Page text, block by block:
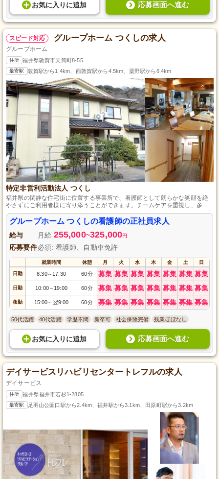
お気に入り に追加 応募画面へ進む
スピード対応 グループホーム つくしの求人
グループホーム
住所 福井県敦賀市天筒町8-55
最寄駅 敦賀駅から1.4km、西敦賀駅から4.5km、粟野駅から6.4km
特定非営利活動法人 つくし
福井県の閑静な住宅街に位置する事業所で、看護師として朗らかな笑顔を絶
やさずにご利用者様に寄り添うことができます。チームケアを重視し、多様
なスタッフが互いに協力しあうため、部署を超えた質問や相談が気軽にでき
る環境です。看護師としての資格と自動車免許をお持ちの方を募集中で、実
務経験がない方も一人前になるまで丁寧に指導しますので、安心してスキル
アップが目指せます。
グループホーム つくしの看護師の正社員求人
給与 月給 255,000~325,000円
応募要件必須: 看護師、自動車免許
就業時間 休憩 月 火 水 木 金 土 日
日勤 8:30～ 17:30 60分 募集 募集 募集 募集 募集 募集 募集
日勤 10:00～ 19:00 60分 募集 募集 募集 募集 募集 募集 募集
夜勤 15:00～ 翌9:00 60分 募集 募集 募集 募集 募集 募集 募集
50代活躍 40代活躍 学歴不問 新卒可 社会保険完備 残業ほぼなし
お気に入り に追加 応募画面へ進む
デイサービスリハビリセンタートレフルの求人
デイサービス
住所 福井県福井市若杉1-2805
最寄駅 足羽山公園口駅から2.4km、福井駅から3.1km、田原町駅から3.2km